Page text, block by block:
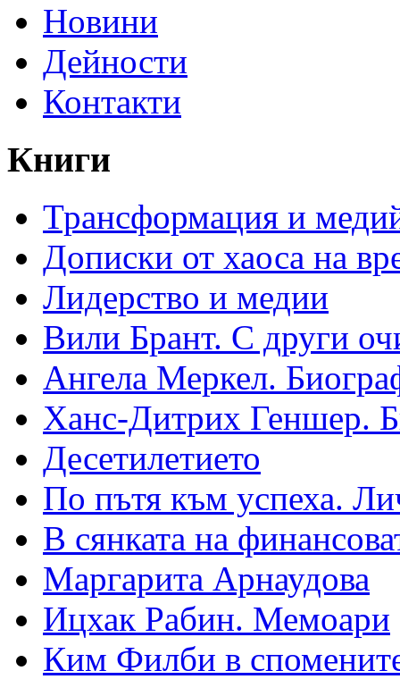
Новини
Дейности
Контакти
Книги
Трансформация и
Дописки от хаоса на
Лидерство и медии
Вили Брант. С други
Ангела Меркел.
Ханс-Дитрих Геншер.
Десетилетието
По пътя към успеха.
В сянката на
Маргарита Арнаудова
Ицхак Рабин. Мемоари
Ким Филби в